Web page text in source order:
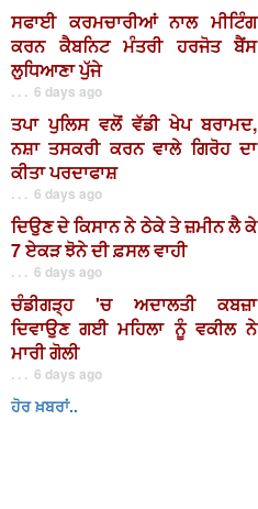
ਸਫਾਈ ਕਰਮਚਾਰੀਆਂ ਨਾਲ ਮੀਟਿੰਗ
ਕਰਨ ਕੈਬਨਿਟ ਮੰਤਰੀ ਹਰਜੋਤ ਬੈਂਸ
ਲੁਧਿਆਣਾ ਪੁੱਜੇ
. . . 6 days ago
ਤਪਾ ਪੁਲਿਸ ਵਲੋਂ ਵੱਡੀ ਖੇਪ ਬਰਾਮਦ,
ਨਸ਼ਾ ਤਸਕਰੀ ਕਰਨ ਵਾਲੇ ਗਿਰੋਹ ਦਾ
ਕੀਤਾ ਪਰਦਾਫਾਸ਼
. . . 6 days ago
ਦਿਉਣ ਦੇ ਕਿਸਾਨ ਨੇ ਠੇਕੇ ਤੇ ਜ਼ਮੀਨ ਲੈ ਕੇ
7 ਏਕੜ ਝੋਨੇ ਦੀ ਫ਼ਸਲ ਵਾਹੀ
. . . 6 days ago
ਚੰਡੀਗੜ੍ਹ 'ਚ ਅਦਾਲਤੀ ਕਬਜ਼ਾ
ਦਿਵਾਉਣ ਗਈ ਮਹਿਲਾ ਨੂੰ ਵਕੀਲ ਨੇ
ਮਾਰੀ ਗੋਲੀ
. . . 6 days ago
ਹੋਰ ਖ਼ਬਰਾਂ..